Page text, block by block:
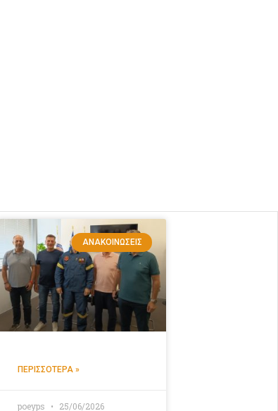
ΑΝΑΚΟΙΝΏΣΕΙΣ
ΠΕΡΙΣΣΌΤΕΡΑ »
poeyps 25/06/2026